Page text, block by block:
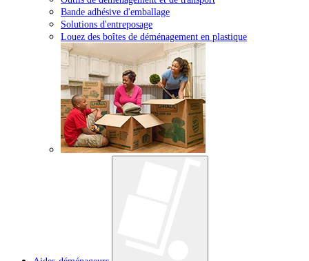
Bande adhésive d'emballage
Solutions d'entreposage
Louez des boîtes de déménagement en plastique